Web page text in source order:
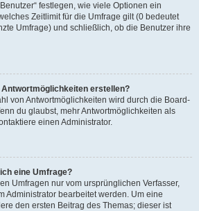
festlegen, wie viele Optionen ein
Zeitlimit für die Umfrage gilt (0 bedeutet
Umfrage) und schließlich, ob die Benutzer ihre
erstellen?
von Antwortmöglichkeiten wird durch die Board-
du glaubst, mehr Antwortmöglichkeiten als
einen Administrator.
eine Umfrage?
Umfragen nur vom ursprünglichen Verfasser,
Administrator bearbeitet werden. Um eine
den ersten Beitrag des Themas; dieser ist